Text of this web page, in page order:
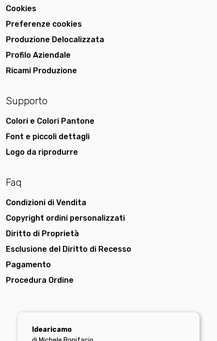
Cookies
Preferenze cookies
Produzione Delocalizzata
Profilo Aziendale
Ricami Produzione
Supporto
Colori e Colori Pantone
Font e piccoli dettagli
Logo da riprodurre
Faq
Condizioni di Vendita
Copyright ordini personalizzati
Diritto di Proprietà
Esclusione del Diritto di Recesso
Pagamento
Procedura Ordine
Idearicamo